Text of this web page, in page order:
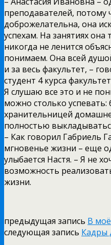
преподавателей, потому
доброжелательна, она
успехам. На занятиях
никогда не ленится
понимаем. Она всей
и за весь факультет, –
студент 4 курса
Я слушаю все это и не
можно столько
хранительницей
полностью
– Как говорил Габриель
мгновенье жизни – еще
улыбается Настя. – Я не
возможность
жизни.
предыдущая запись В
следующая запись Кадры